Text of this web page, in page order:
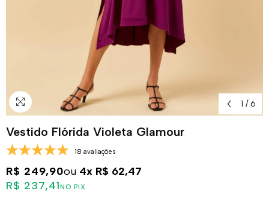
1 / 6
Vestido Flórida Violeta Glamour
18 avaliações
R$ 249,90ou 4x R$ 62,47
R$ 237,41NO PIX